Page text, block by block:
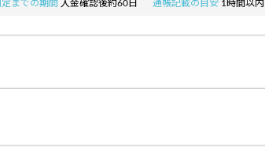
定までの期間 入金確認後約60日 通帳記載の目安 1時間以内